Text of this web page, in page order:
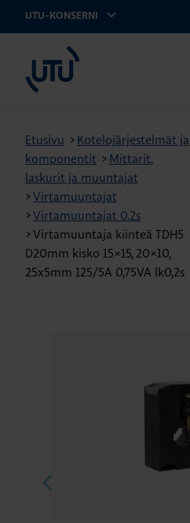
UTU-KONSERNI
Etusivu > Kotelojärjestelmät ja
komponentit > Mittarit,
laskurit ja muuntajat
>Virtamuuntajat
>Virtamuuntajat 0.2s
>Virtamuuntaja kiinteä TDH5
D20mm kisko 15×15, 20×10,
25x5mm 125/5A 0,75VA lk0,2s